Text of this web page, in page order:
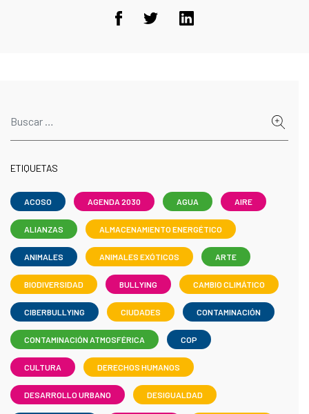
ETIQUETAS
ACOSO AGENDA 2030 AGUA AIRE
ALIANZAS ALMACENAMIENTO ENERGÉTICO
ANIMALES ANIMALES EXÓTICOS ARTE
BIODIVERSIDAD BULLYING CAMBIO CLIMÁTICO
CIBERBULLYING CIUDADES CONTAMINACIÓN
CONTAMINACIÓN ATMOSFÉRICA COP
CULTURA DERECHOS HUMANOS
DESARROLLO URBANO DESIGUALDAD